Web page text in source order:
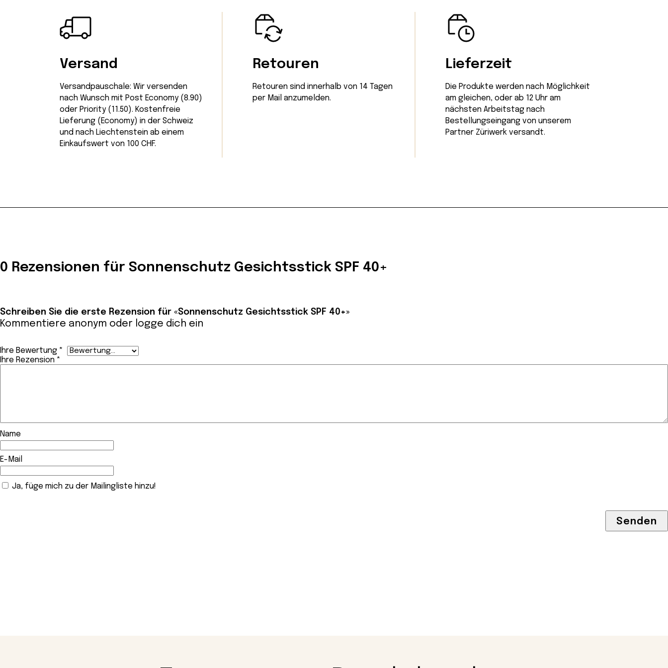
Versand
Versandpauschale: Wir versenden
nach Wunsch mit Post Economy (8.90)
oder Priority (11.50). Kostenfreie
Lieferung (Economy) in der Schweiz
und nach Liechtenstein ab einem
Einkaufswert von 100 CHF.
Retouren
Retouren sind innerhalb von 14 Tagen
per Mail anzumelden.
Lieferzeit
Die Produkte werden nach Möglichkeit
am gleichen, oder ab 12 Uhr am
nächsten Arbeitstag nach
Bestellungseingang von unserem
Partner Züriwerk versandt.
0 Rezensionen für Sonnenschutz Gesichtsstick SPF 40+
Schreiben Sie die erste Rezension für «Sonnenschutz Gesichtsstick SPF 40+»
Kommentiere anonym oder logge dich ein
Ihre Bewertung *
Ihre Rezension *
Name
E-Mail
Ja, füge mich zu der Mailingliste hinzu!